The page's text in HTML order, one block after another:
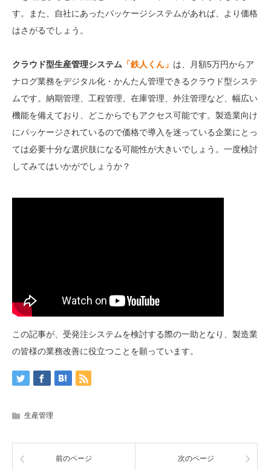
す。また、自社にあったパッケージシステムがあれば、より価格
はさがるでしょう。
クラウド型生産管理システム 「鉄人くん」 は、月額5万円からア
ナログ業務をデジタル化・かんたん管理できるクラウド型システ
ムです。納期管理、工程管理、在庫管理、外注管理など、幅広い
機能を備えており、どこからでもアクセス可能です。製造業向け
にパッケージされているので価格で導入を迷っている企業にとっ
ては必要十分な選択肢になる可能性が大きいでしょう。一度検討
してみてはいかがでしょうか？
この記事が、受発注システムを検討する際の一助となり、製造業
の皆様の業務改善に役立つことを願っています。
生産管理
前のページ 次のページ